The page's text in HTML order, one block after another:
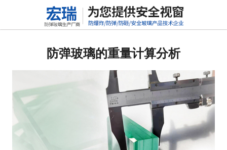
网站首页
新闻动态
行业标准
联系我们
防弹玻璃的重量计算分析